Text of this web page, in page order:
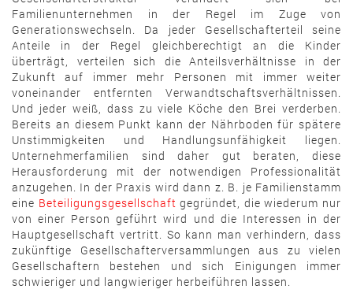
Familienunternehmen in der Regel im Zuge von
Generationswechseln. Da jeder Gesellschafterteil seine
Anteile in der Regel gleichberechtigt an die Kinder
überträgt, verteilen sich die Anteilsverhältnisse in der
Zukunft auf immer mehr Personen mit immer weiter
voneinander entfernten Verwandtschaftsverhältnissen.
Und jeder weiß, dass zu viele Köche den Brei verderben.
Bereits an diesem Punkt kann der Nährboden für spätere
Unstimmigkeiten und Handlungsunfähigkeit liegen.
Unternehmerfamilien sind daher gut beraten, diese
Herausforderung mit der notwendigen Professionalität
anzugehen. In der Praxis wird dann z. B. je Familienstamm
eine Beteiligungsgesellschaft gegründet, die wiederum nur
von einer Person geführt wird und die Interessen in der
Hauptgesellschaft vertritt. So kann man verhindern, dass
zukünftige Gesellschafterversammlungen aus zu vielen
Gesellschaftern bestehen und sich Einigungen immer
schwieriger und langwieriger herbeiführen lassen.